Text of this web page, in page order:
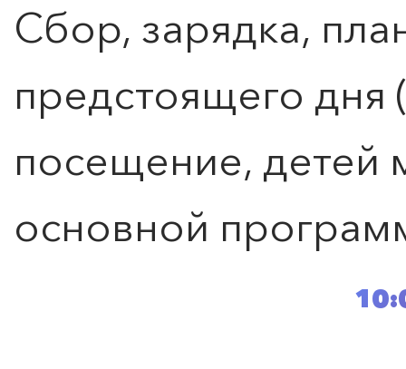
Сбор, зарядка,
предстоящего дня
посещение, детей
основной